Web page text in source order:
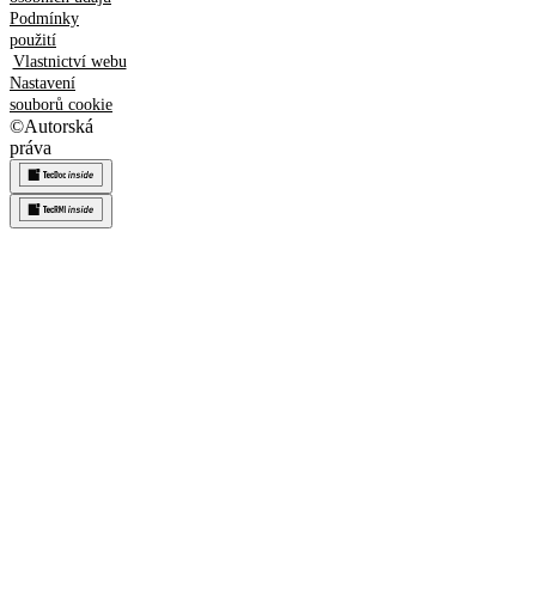
Podmínky
použití
Vlastnictví webu
Nastavení
souborů cookie
©Autorská
práva